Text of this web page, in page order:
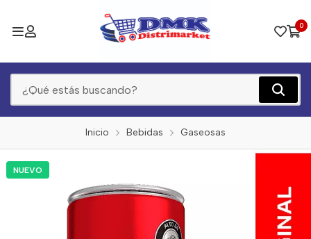
0
Inicio Bebidas Gaseosas
NUEVO